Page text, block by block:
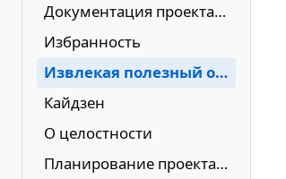
Документация проекта и кода
Избранность
Извлекая полезный опыт IT-компаний
Кайдзен
О целостности
Планирование проекта в MS Project